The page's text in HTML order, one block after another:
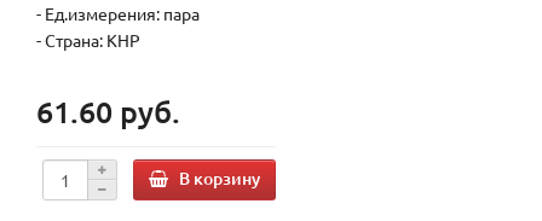
- Ед.измерения: пара
- Страна: КНР
61.60 руб.
В корзину